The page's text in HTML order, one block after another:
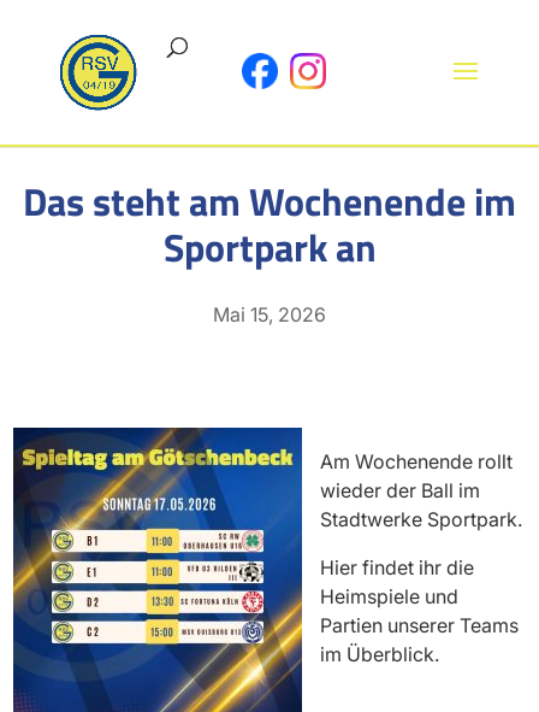
Das steht am Wochenende im
Sportpark an
Mai 15, 2026
Am Wochenende rollt
wieder der Ball im
Stadtwerke Sportpark.
Hier findet ihr die
Heimspiele und
Partien unserer Teams
im Überblick.